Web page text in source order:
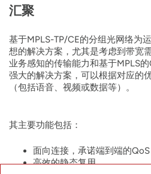
汇聚
基于MPLS-TP/CE的分组光网络为
想的解决方案，尤其是考虑到带宽
业务感知的传输能力和基于MPLS
强大的解决方案，可以根据对应的
（包括语音、视频或数据等）。
其主要功能包括：
面向连接，承诺端到端的QoS
高效的静态复用